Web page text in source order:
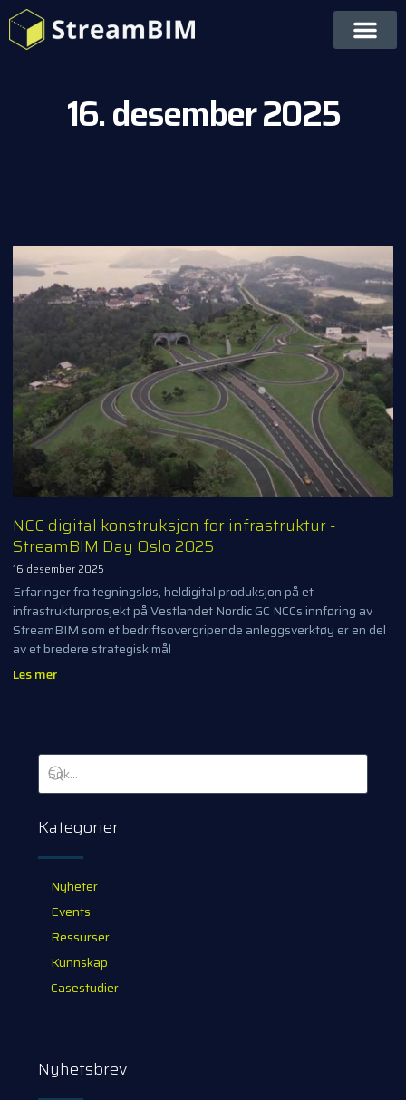
16. desember 2025
NCC digital konstruksjon for infrastruktur -
StreamBIM Day Oslo 2025
16 desember 2025
Erfaringer fra tegningsløs, heldigital produksjon på et
infrastrukturprosjekt på Vestlandet Nordic GC NCCs innføring av
StreamBIM som et bedriftsovergripende anleggsverktøy er en del
av et bredere strategisk mål
Les mer
Kategorier
Nyheter
Events
Ressurser
Kunnskap
Casestudier
Nyhetsbrev